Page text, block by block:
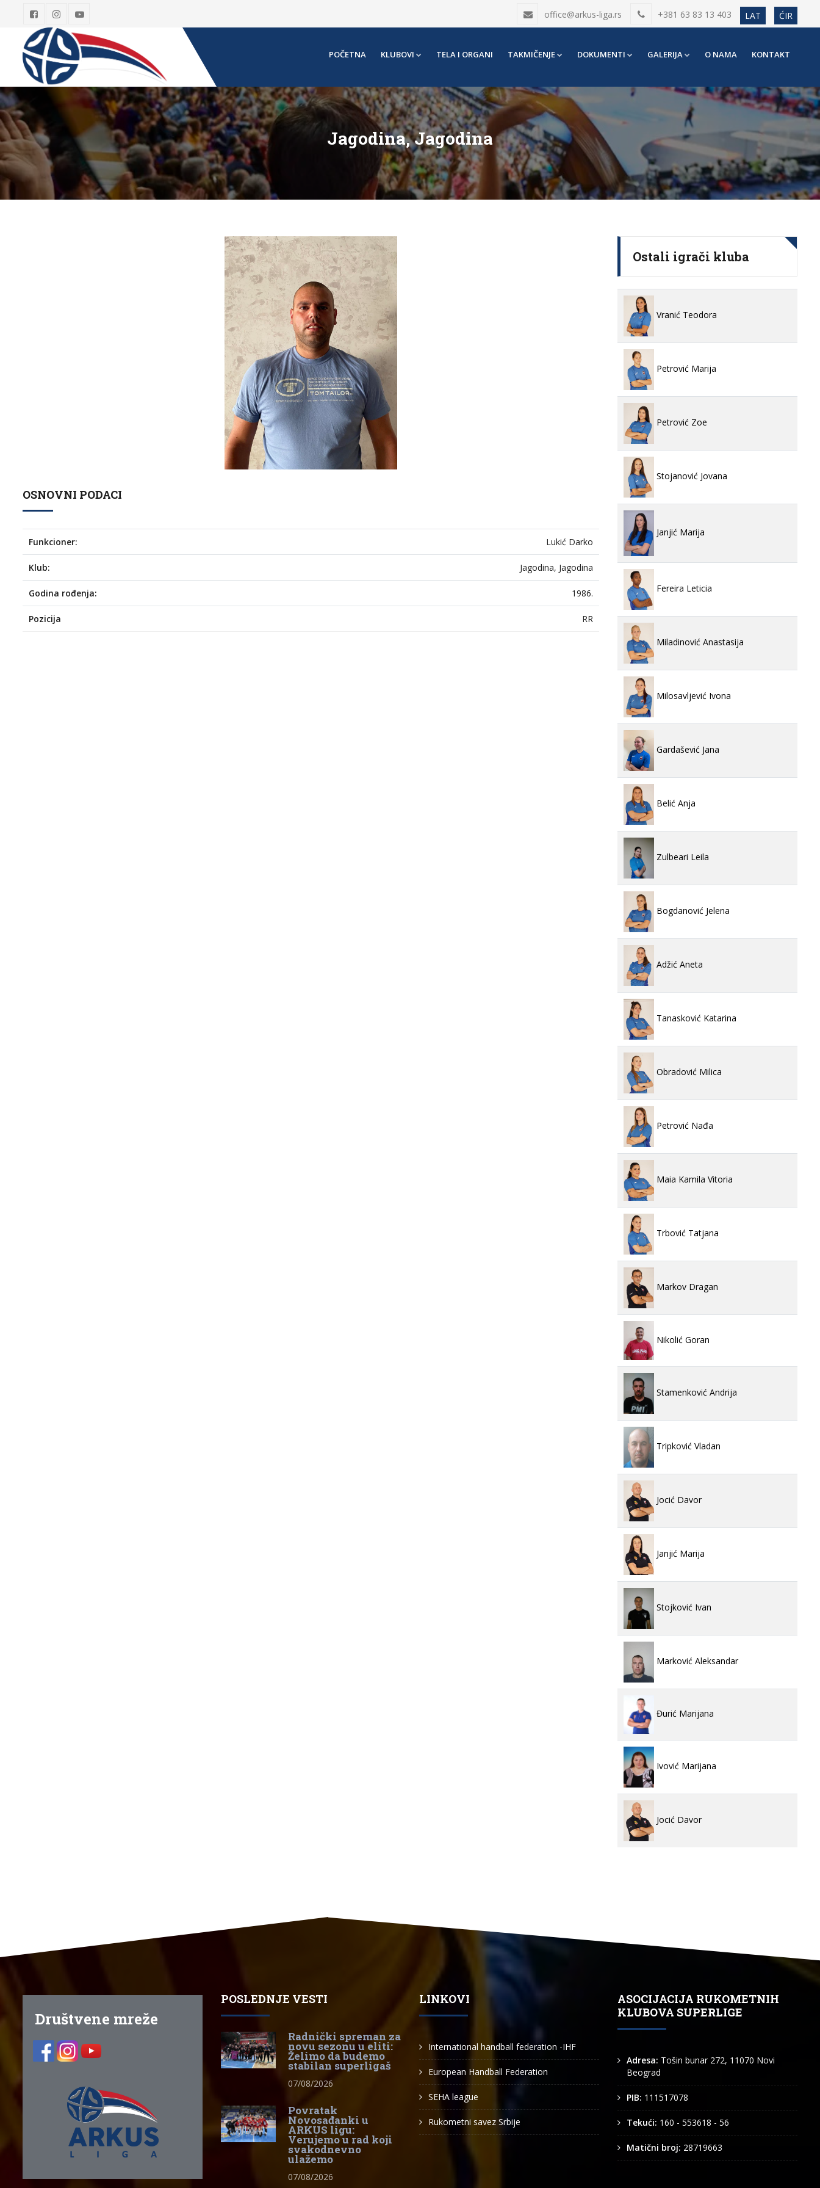
office@arkus-liga.rs +381 63 83 13 403 LAT ĆIR
POČETNA KLUBOVI TELA I ORGANI TAKMIČENJE DOKUMENTI GALERIJA O NAMA KONTAKT
Jagodina, Jagodina
OSNOVNI PODACI
Funkcioner: Lukić Darko
Klub: Jagodina, Jagodina
Godina rođenja: 1986.
Pozicija RR
Ostali igrači kluba
Vranić Teodora
Petrović Marija
Petrović Zoe
Stojanović Jovana
Janjić Marija
Fereira Leticia
Miladinović Anastasija
Milosavljević Ivona
Gardašević Jana
Belić Anja
Zulbeari Leila
Bogdanović Jelena
Adžić Aneta
Tanasković Katarina
Obradović Milica
Petrović Nađa
Maia Kamila Vitoria
Trbović Tatjana
Markov Dragan
Nikolić Goran
Stamenković Andrija
Tripković Vladan
Jocić Davor
Janjić Marija
Stojković Ivan
Marković Aleksandar
Đurić Marijana
Ivović Marijana
Jocić Davor
Društvene mreže
POSLEDNJE VESTI
Radnički spreman za
novu sezonu u eliti:
Želimo da budemo
stabilan superligaš
07/08/2026
Povratak
Novosađanki u
ARKUS ligu:
Verujemo u rad koji
svakodnevno
ulažemo
07/08/2026
LINKOVI
International handball federation -IHF
European Handball Federation
SEHA league
Rukometni savez Srbije
ASOCIJACIJA RUKOMETNIH
KLUBOVA SUPERLIGE
Adresa: Tošin bunar 272, 11070 Novi
Beograd
PIB: 111517078
Tekući: 160 - 553618 - 56
Matični broj: 28719663